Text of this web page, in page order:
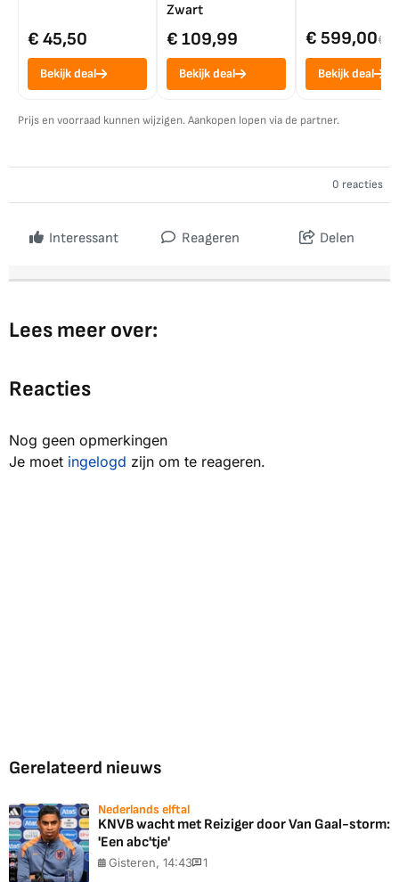
€ 45,50
Bekijk deal
Zwart
€ 109,99
Bekijk deal
€ 599,00€
Bekijk deal
Prijs en voorraad kunnen wijzigen. Aankopen lopen via de partner.
0 reacties
Interessant Reageren Delen
Lees meer over:
Reacties
Nog geen opmerkingen
Je moet ingelogd zijn om te reageren.
Gerelateerd nieuws
Nederlands elftal
KNVB wacht met Reiziger door Van Gaal-storm:
'Een abc'tje'
Gisteren, 14:43 1